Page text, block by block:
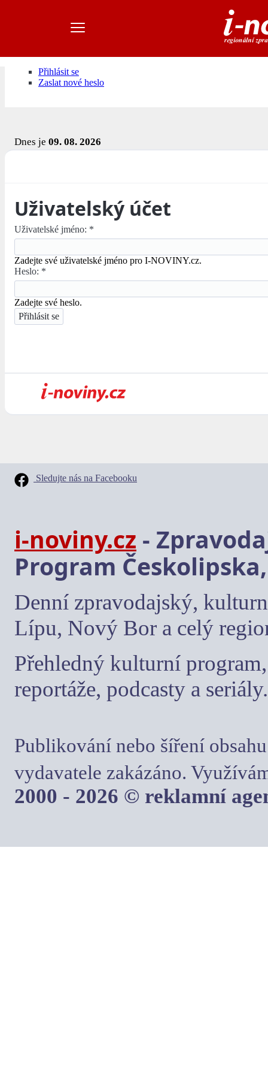
Přihlásit se
Zaslat nové heslo
Dnes je 09. 08. 2026
Uživatelský účet
Uživatelské jméno: *
Zadejte své uživatelské jméno pro I-NOVINY.cz.
Heslo: *
Zadejte své heslo.
Sledujte nás na Facebooku
i-noviny.cz -
Program
Denní zpravodajský,
Lípu, Nový Bor a celý
Přehledný kulturní
reportáže, podcasty a seriály.
Publikování nebo šíření
vydavatele zakázáno.
2000 - 2026 © reklamní